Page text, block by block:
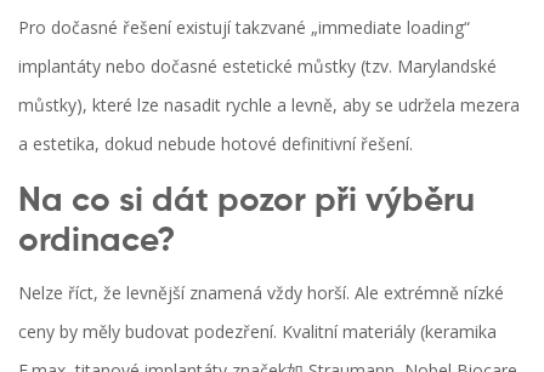
Pro dočasné řešení existují takzvané „immediate loading“
implantáty nebo dočasné estetické můstky (tzv. Marylandské
můstky), které lze nasadit rychle a levně, aby se udržela mezera
a estetika, dokud nebude hotové definitivní řešení.
Na co si dát pozor při výběru
ordinace?
Nelze říct, že levnější znamená vždy horší. Ale extrémně nízké
ceny by měly budovat podezření. Kvalitní materiály (keramika